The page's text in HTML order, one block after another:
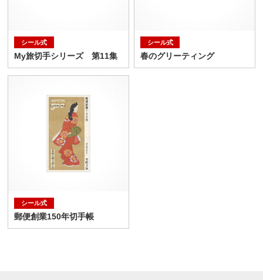
シール式
My旅切手シリーズ 第11集
シール式
春のグリーティング
シール式
郵便創業150年切手帳